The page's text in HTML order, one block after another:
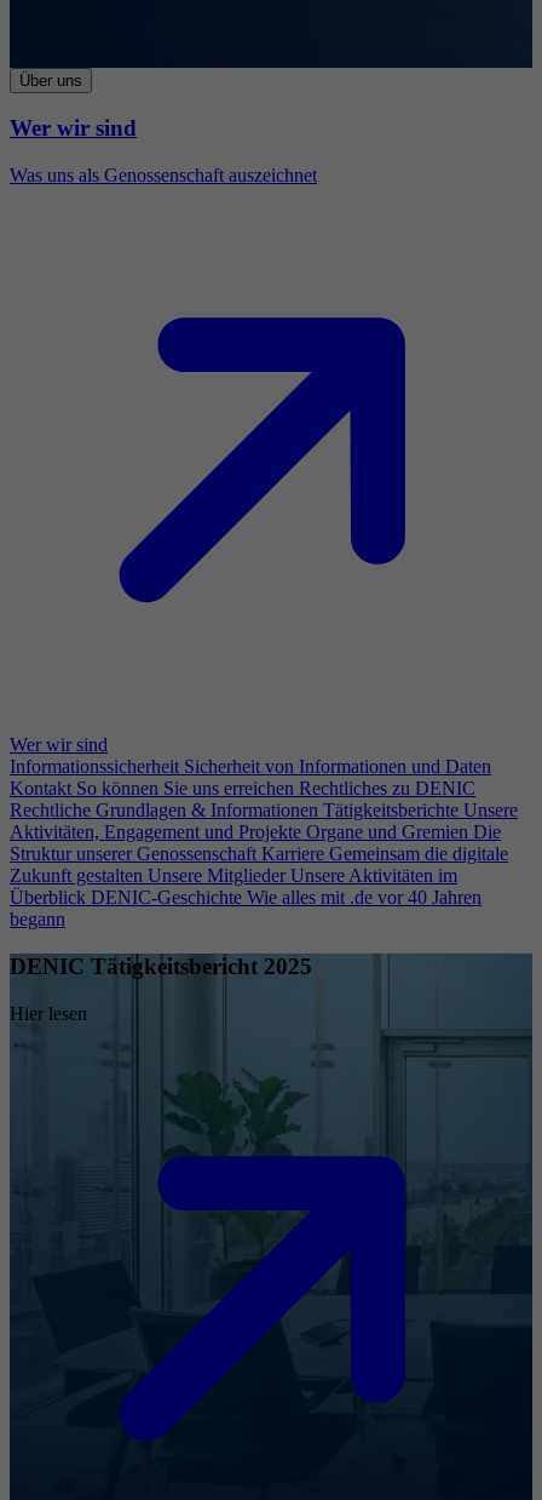
Über uns
Wer wir sind
Was uns als Genossenschaft auszeichnet
Wer wir sind
Informationssicherheit Sicherheit von Informationen und Daten
Kontakt So können Sie uns erreichen Rechtliches zu DENIC
Rechtliche Grundlagen & Informationen Tätigkeitsberichte Unsere
Aktivitäten, Engagement und Projekte Organe und Gremien Die
Struktur unserer Genossenschaft Karriere Gemeinsam die digitale
Zukunft gestalten Unsere Mitglieder Unsere Aktivitäten im
Überblick DENIC-Geschichte Wie alles mit .de vor 40 Jahren
begann
DENIC Tätigkeitsbericht 2025
Hier lesen